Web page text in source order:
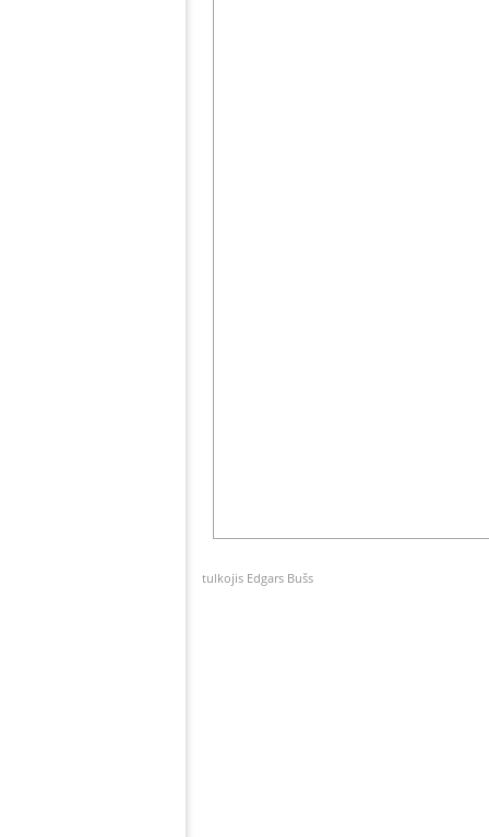
tulkojis Edgars Bušs